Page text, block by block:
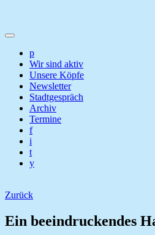
p
Wir sind aktiv
Unsere Köpfe
Newsletter
Stadtgespräch
Archiv
Termine
f
i
t
y
Zurück
Ein beeindruckendes